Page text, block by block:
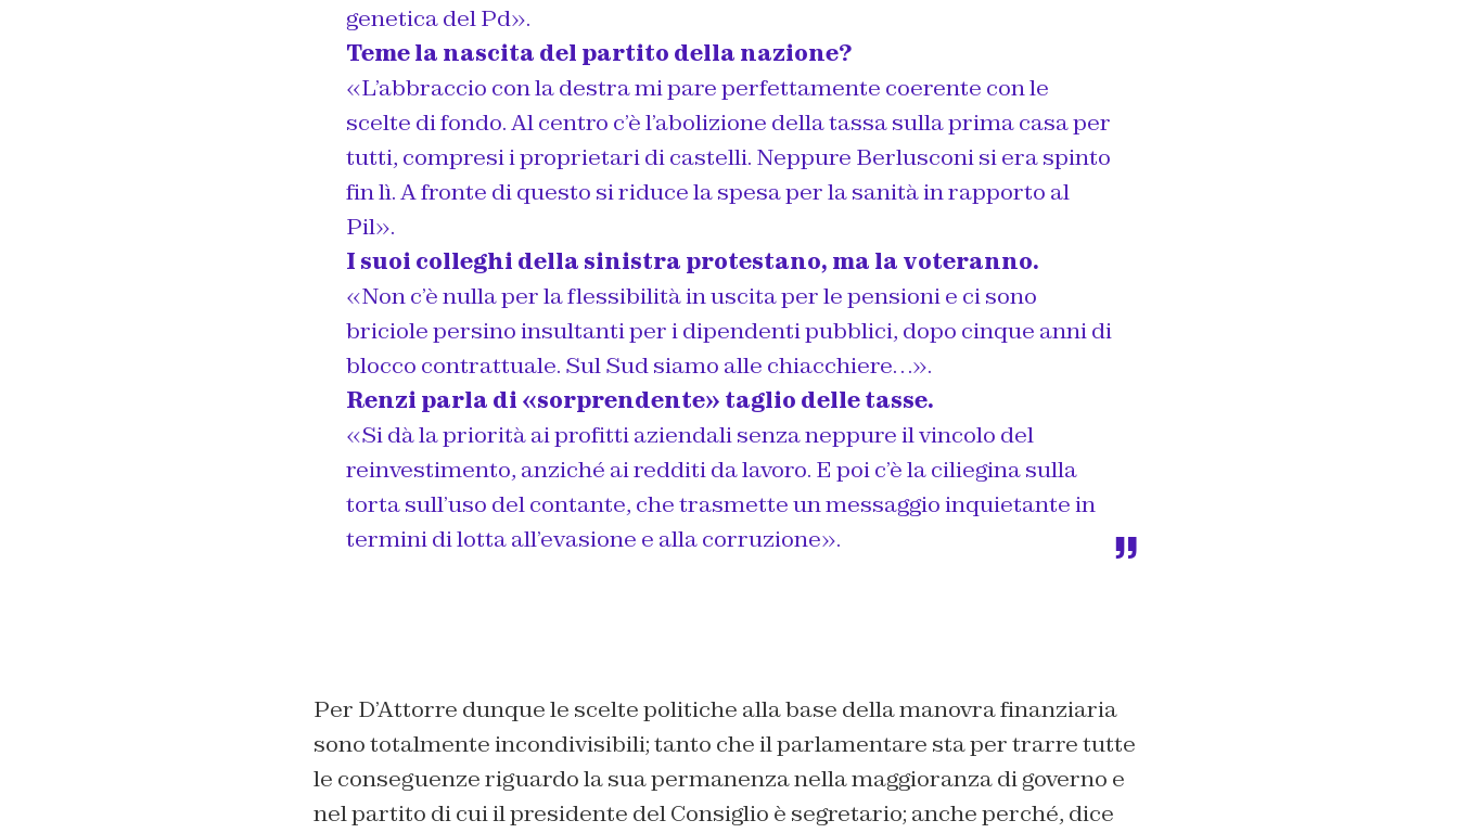
genetica del Pd».
Teme la nascita del partito della nazione?
«L’abbraccio con la destra mi pare perfettamente coerente con le
scelte di fondo. Al centro c’è l’abolizione della tassa sulla prima casa per
tutti, compresi i proprietari di castelli. Neppure Berlusconi si era spinto
fin lì. A fronte di questo si riduce la spesa per la sanità in rapporto al
Pil».
I suoi colleghi della sinistra protestano, ma la voteranno.
«Non c’è nulla per la flessibilità in uscita per le pensioni e ci sono
briciole persino insultanti per i dipendenti pubblici, dopo cinque anni di
blocco contrattuale. Sul Sud siamo alle chiacchiere…».
Renzi parla di «sorprendente» taglio delle tasse.
«Si dà la priorità ai profitti aziendali senza neppure il vincolo del
reinvestimento, anziché ai redditi da lavoro. E poi c’è la ciliegina sulla
torta sull’uso del contante, che trasmette un messaggio inquietante in
termini di lotta all’evasione e alla corruzione».
Per D’Attorre dunque le scelte politiche alla base della manovra finanziaria
sono totalmente incondivisibili; tanto che il parlamentare sta per trarre tutte
le conseguenze riguardo la sua permanenza nella maggioranza di governo e
nel partito di cui il presidente del Consiglio è segretario; anche perché, dice